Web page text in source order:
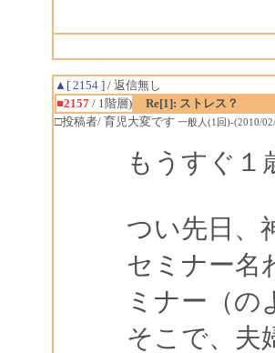
▲[ 2154 ]/ 返信無し
■2157/ 1階層)
Re[1]: ストレス？
□投稿者/ 育児大変です 一般人(1回)-(2010/
もうすぐ１
つい先日、
セミナー名
ミナー（の
そこで、夫